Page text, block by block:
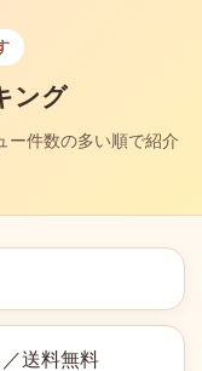
ング
ー件数の多い順で紹介
送料無料